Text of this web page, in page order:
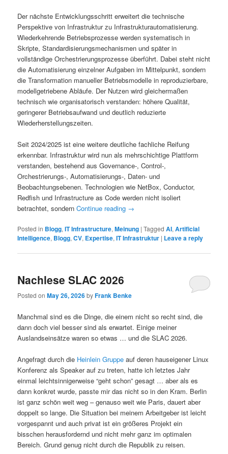
Der nächste Entwicklungsschritt erweitert die technische
Perspektive von Infrastruktur zu Infrastrukturautomatisierung.
Wiederkehrende Betriebsprozesse werden systematisch in
Skripte, Standardisierungsmechanismen und später in
vollständige Orchestrierungsprozesse überführt. Dabei steht nicht
die Automatisierung einzelner Aufgaben im Mittelpunkt, sondern
die Transformation manueller Betriebsmodelle in reproduzierbare,
modellgetriebene Abläufe. Der Nutzen wird gleichermaßen
technisch wie organisatorisch verstanden: höhere Qualität,
geringerer Betriebsaufwand und deutlich reduzierte
Wiederherstellungszeiten.
Seit 2024/2025 ist eine weitere deutliche fachliche Reifung
erkennbar. Infrastruktur wird nun als mehrschichtige Plattform
verstanden, bestehend aus Governance-, Control-,
Orchestrierungs-, Automatisierungs-, Daten- und
Beobachtungsebenen. Technologien wie NetBox, Conductor,
Redfish und Infrastructure as Code werden nicht isoliert
betrachtet, sondernContinue reading →
Posted in Blogg,IT Infrastructure,Meinung |Tagged AI,Artificial
Intelligence, Blogg,CV, Expertise,IT Infrastruktur | Leave a reply
Nachlese SLAC 2026
Posted onMay 26, 2026byFrank Benke
Manchmal sind es die Dinge, die einem nicht so recht sind, die
dann doch viel besser sind als erwartet. Einige meiner
Auslandseinsätze waren so etwas … und die SLAC 2026.
Angefragt durch die Heinlein Gruppe auf deren hauseigener Linux
Konferenz als Speaker auf zu treten, hatte ich letztes Jahr
einmal leichtsinnigerweise “geht schon” gesagt … aber als es
dann konkret wurde, passte mir das nicht so in den Kram. Berlin
ist ganz schön weit weg – genauso weit wie Paris, dauert aber
doppelt so lange. Die Situation bei meinem Arbeitgeber ist leicht
vorgespannt und auch privat ist ein größeres Projekt ein
bisschen herausfordernd und nicht mehr ganz im optimalen
Bereich. Grund genug nicht durch die Republik zu reisen.